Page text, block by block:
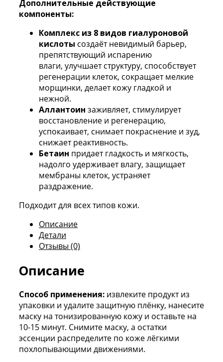
Дополнительные действующие
компоненты:
Комплекс из 8 видов гиалуроновой
кислоты создаёт невидимый барьер,
препятствующий испарению
влаги, улучшает структуру, способствует
регенерации клеток, сокращает мелкие
морщинки, делает кожу гладкой и
нежной.
Аллантоин заживляет, стимулирует
восстановление и регенерацию,
успокаивает, снимает покраснение и зуд,
снижает реактивность.
Бетаин придает гладкость и мягкость,
надолго удерживает влагу, защищает
мембраны клеток, устраняет
раздражение.
Подходит для всех типов кожи.
Описание
Детали
Отзывы (0)
Описание
Способ применения: извлеките продукт из
упаковки и удалите защитную плёнку, нанесите
маску на тонизированную кожу и оставьте на
10-15 минут. Снимите маску, а остатки
эссенции распределите по коже лёгкими
похлопывающими движениями.